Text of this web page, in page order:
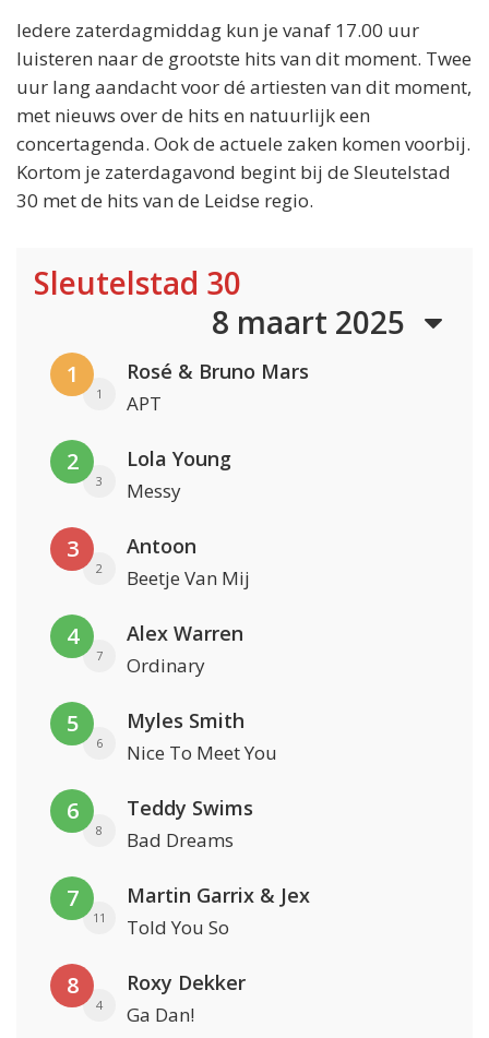
Iedere zaterdagmiddag kun je vanaf 17.00 uur
luisteren naar de grootste hits van dit moment. Twee
uur lang aandacht voor dé artiesten van dit moment,
met nieuws over de hits en natuurlijk een
concertagenda. Ook de actuele zaken komen voorbij.
Kortom je zaterdagavond begint bij de Sleutelstad
30 met de hits van de Leidse regio.
Sleutelstad 30
8 maart 2025
1
1
Rosé & Bruno Mars
APT
2
3
Lola Young
Messy
3
2
Antoon
Beetje Van Mij
4
7
Alex Warren
Ordinary
5
6
Myles Smith
Nice To Meet You
6
8
Teddy Swims
Bad Dreams
7
11
Martin Garrix & Jex
Told You So
8
4
Roxy Dekker
Ga Dan!